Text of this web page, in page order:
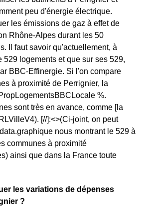
peu d'énergie électrique.
les émissions de gaz à effet de
Rhône-Alpes durant les 50
Il faut savoir qu'actuellement, à
529 logements et que sur ses 529,
BBC-Effinergie. Si l'on compare
à proximité de Perrignier, la
%.
sont très en avance, comme [la
[//]:<>(Ci-joint, on peut
nous montrant le 529 à
communes à proximité
ainsi que dans la France toute
les variations de dépenses
?